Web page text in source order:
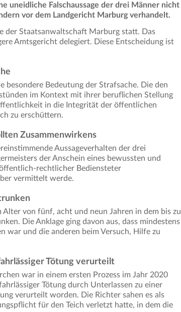
uneidliche Falschaussage der drei Männer nicht
vor dem Landgericht Marburg verhandelt.
der Staatsanwaltschaft Marburg statt. Das
Amtsgericht delegiert. Diese Entscheidung ist
besondere Bedeutung der Strafsache. Die den
im Kontext mit ihrer beruflichen Stellung
in die Integrität der öffentlichen
zu erschüttern.
Zusammenwirkens
Aussageverhalten der drei
der Anschein eines bewussten und
rechtlicher Bediensteter
vermittelt werde.
Alter von fünf, acht und neun Jahren in dem bis zu
Die Anklage ging davon aus, dass mindestens
war und die anderen beim Versuch, Hilfe zu
Tötung verurteilt
war in einem ersten Prozess im Jahr 2020
Tötung durch Unterlassen zu einer
verurteilt worden. Die Richter sahen es als
für den Teich verletzt hatte, in dem die